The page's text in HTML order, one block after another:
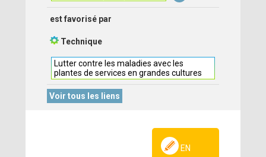
est favorisé par
Technique
Lutter contre les maladies avec les
plantes de services en grandes cultures
Voir tous les liens
EN